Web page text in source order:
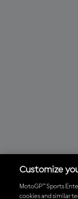
Customize
MotoGP™ Sports
cookies and similar